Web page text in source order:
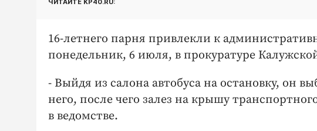
16-летнего парня привлекли к
понедельник, 6 июля, в прокуратуре
- Выйдя из салона автобуса на остановку, он
него, после чего залез на крышу
в ведомстве.